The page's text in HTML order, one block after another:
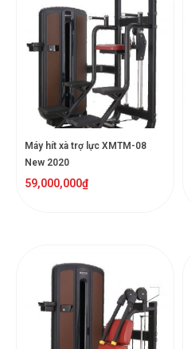
Máy hít xà trợ lực XMTM-08
New 2020
59,000,000₫